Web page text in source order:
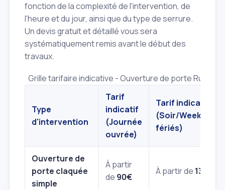
fonction de la complexité de l'intervention, de
l'heure et du jour, ainsi que du type de serrure.
Un devis gratuit et détaillé vous sera
systématiquement remis avant le début des
travaux.
Grille tarifaire indicative - Ouverture de porte Rungis
Type
d'intervention
Tarif
indicatif
(Journée
ouvrée)
Tarif indicatif
(Soir/
fériés)
Ouverture de
porte claquée
simple
À partir
de 90€
À partir de 130€